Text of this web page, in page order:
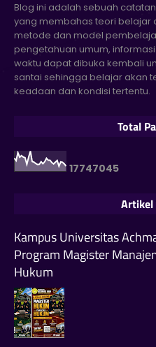
Blog ini adalah sebuah
yang membahas teori belajar
metode dan model
pengetahuan umum,
waktu dapat dibuka kembali
santai sehingga belajar akan
keadaan dan kondisi tertentu.
Total
17747045
Artikel
Kampus Universitas
Program Magister
Hukum